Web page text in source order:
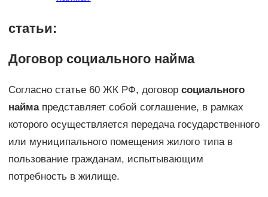
статьи:
Договор социального найма
Согласно статье 60 ЖК РФ, договор социального
наймапредставляет собой соглашение, в рамках
которого осуществляется передача государственного
или муниципального помещения жилого типа в
пользование гражданам, испытывающим
потребность в жилище.